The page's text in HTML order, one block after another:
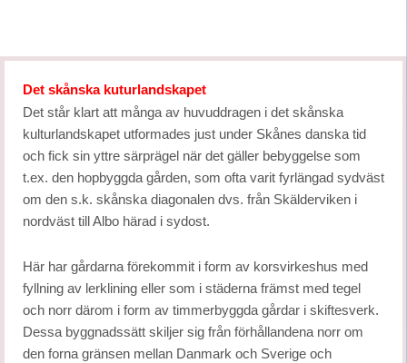
Det skånska kuturlandskapet
Det står klart att många av huvuddragen i det skånska
kulturlandskapet utformades just under Skånes danska tid
och fick sin yttre särprägel när det gäller bebyggelse som
t.ex. den hopbyggda gården, som ofta varit fyrlängad sydväst
om den s.k. skånska diagonalen dvs. från Skälderviken i
nordväst till Albo härad i sydost.
Här har gårdarna förekommit i form av korsvirkeshus med
fyllning av lerklining eller som i städerna främst med tegel
och norr därom i form av timmerbyggda gårdar i skiftesverk.
Dessa byggnadssätt skiljer sig från förhållandena norr om
den forna gränsen mellan Danmark och Sverige och